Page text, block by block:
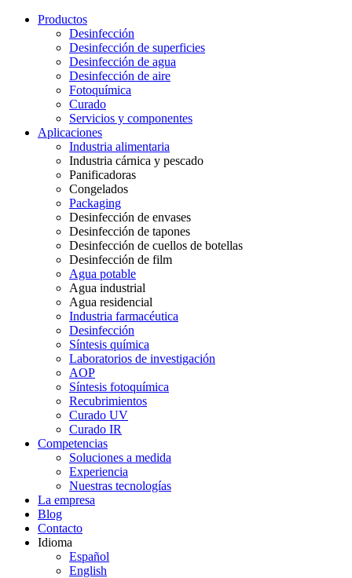
Productos
Desinfección
Desinfección de superficies
Desinfección de agua
Desinfección de aire
Fotoquímica
Curado
Servicios y componentes
Aplicaciones
Industria alimentaria
Industria cárnica y pescado
Panificadoras
Congelados
Packaging
Desinfección de envases
Desinfección de tapones
Desinfección de cuellos de botellas
Desinfección de film
Agua potable
Agua industrial
Agua residencial
Industria farmacéutica
Desinfección
Síntesis química
Laboratorios de investigación
AOP
Síntesis fotoquímica
Recubrimientos
Curado UV
Curado IR
Competencias
Soluciones a medida
Experiencia
Nuestras tecnologías
La empresa
Blog
Contacto
Idioma
Español
English